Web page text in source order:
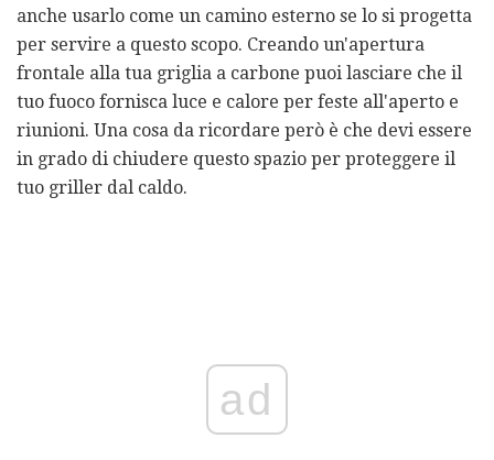
anche usarlo come un camino esterno se lo si progetta
per servire a questo scopo. Creando un'apertura
frontale alla tua griglia a carbone puoi lasciare che il
tuo fuoco fornisca luce e calore per feste all'aperto e
riunioni. Una cosa da ricordare però è che devi essere
in grado di chiudere questo spazio per proteggere il
tuo griller dal caldo.
ad